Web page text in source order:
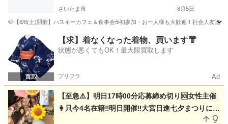
さいたま市 8月5日
​🐶【8/8(土)開催】ハスキーカフェ＆食事会☕初参加・お一人様も大歓迎！社会人友達
埼玉 さいたま市 友達
【求】着なくなった着物、買います👘
状態が悪くてもOK！最大限買取します
プリフラ Ad
【至急⚠️】明日17時00分応募締め切り🆘女性主催
👩只今4名在籍‼️明日開催‼️大宮日進七夕まつりに行